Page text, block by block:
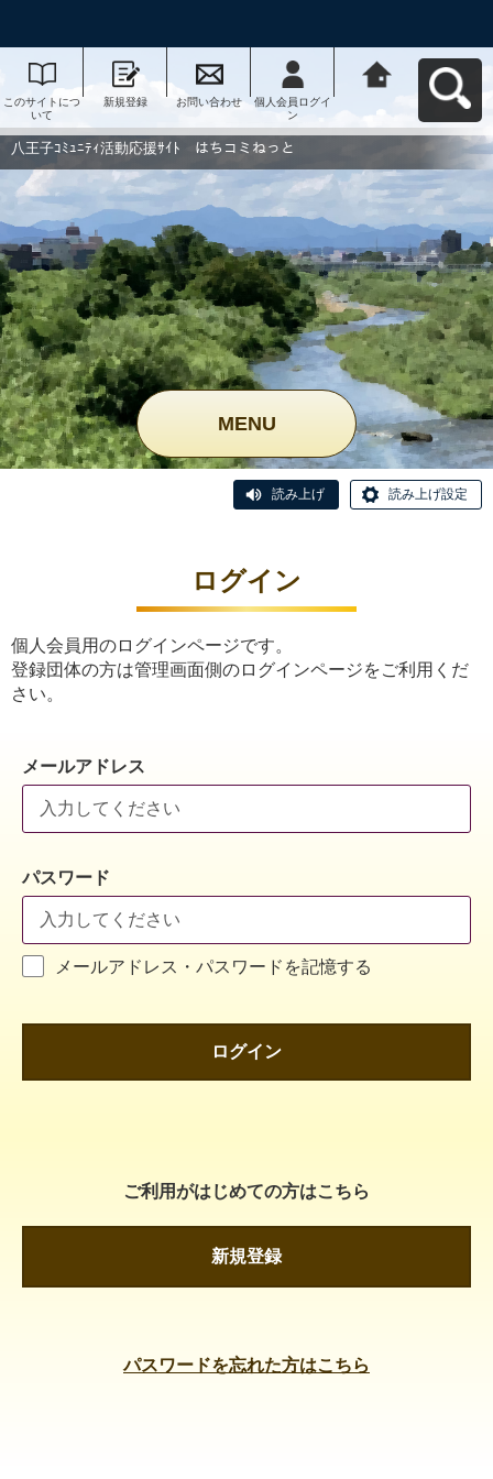
このサイトにつ
いて
新規登録 お問い合わせ
個人会員ログイ
ン
動応援ｻｲﾄ はち
コミねっとへ戻
八王子ｺﾐｭﾆﾃｨ活動応援ｻｲﾄ はちコミねっと
MENU
読み上げ 読み上げ設定
ログイン
個人会員用のログインページです。
登録団体の方は管理画面側のログインページをご利用くだ
さい。
メールアドレス
パスワード
メールアドレス・パスワードを記憶する
ログイン
ご利用がはじめての方はこちら
新規登録
パスワードを忘れた方はこちら